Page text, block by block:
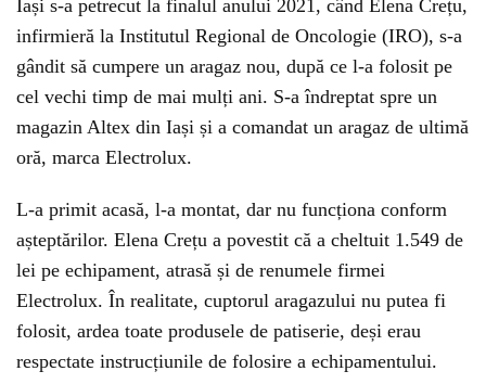
Iași s-a petrecut la finalul anului 2021, când Elena Crețu,
infirmieră la Institutul Regional de Oncologie (IRO), s-a
gândit să cumpere un aragaz nou, după ce l-a folosit pe
cel vechi timp de mai mulți ani. S-a îndreptat spre un
magazin Altex din Iași și a comandat un aragaz de ultimă
oră, marca Electrolux.
L-a primit acasă, l-a montat, dar nu funcționa conform
așteptărilor. Elena Crețu a povestit că a cheltuit 1.549 de
lei pe echipament, atrasă și de renumele firmei
Electrolux. În realitate, cuptorul aragazului nu putea fi
folosit, ardea toate produsele de patiserie, deși erau
respectate instrucțiunile de folosire a echipamentului.